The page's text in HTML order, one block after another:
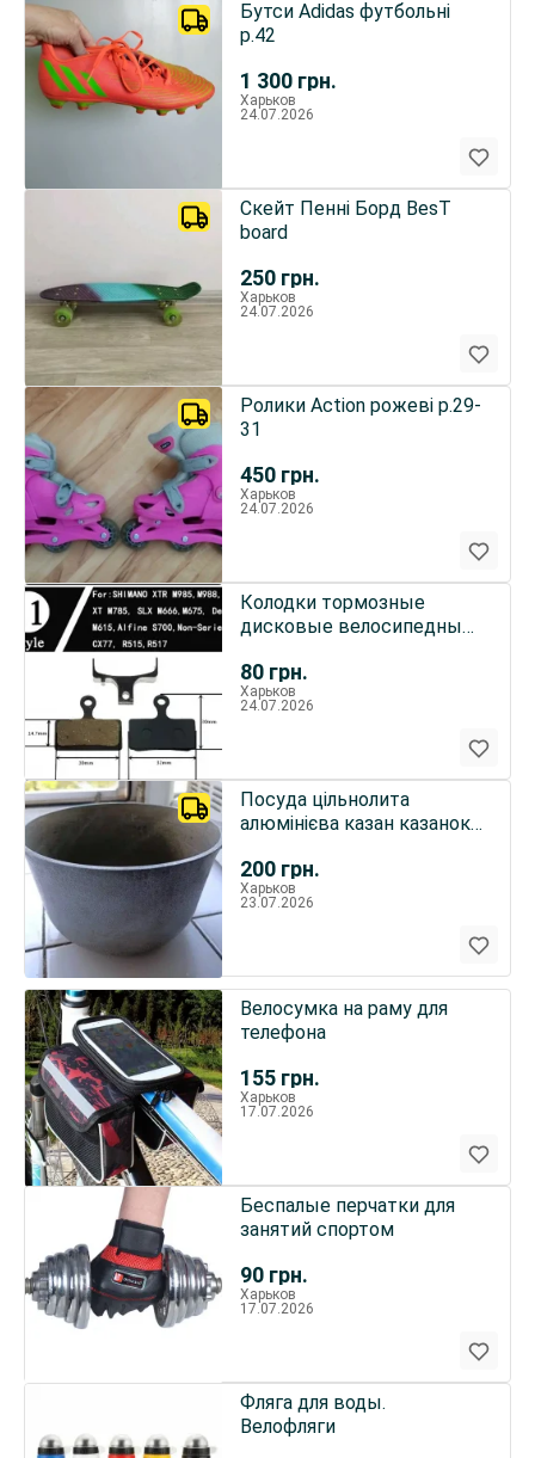
1 300 грн.
Бутси Adidas футбольні
р.42
Харьков
24.07.2026
250 грн.
Скейт Пенні Борд BesT
board
Харьков
24.07.2026
450 грн.
Ролики Action рожеві р.29-
31
Харьков
24.07.2026
80 грн.
Колодки тормозные
дисковые велосипедные
Харьков
24.07.2026
200 грн.
Посуда цільнолита
алюмінієва казан казанок
невелика, раритет з
минулого
Харьков
23.07.2026
155 грн.
Велосумка на раму для
телефона
Харьков
17.07.2026
90 грн.
Беспалые перчатки для
занятий спортом
Харьков
17.07.2026
Фляга для воды.
Велофляги